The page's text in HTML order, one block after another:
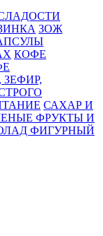
ЗОЖ
КОФЕ
САХАР И
ФРУКТЫ И
ФИГУРНЫЙ